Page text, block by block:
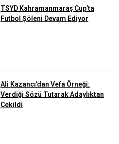
TSYD Kahramanmaraş Cup’ta
Futbol Şöleni Devam Ediyor
Ali Kazancı’dan Vefa Örneği:
Verdiği Sözü Tutarak Adaylıktan
Çekildi